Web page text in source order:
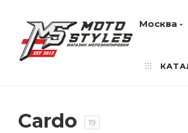
Москва
Cardo 19